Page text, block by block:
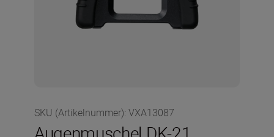
SKU (Artikelnummer): VXA13087